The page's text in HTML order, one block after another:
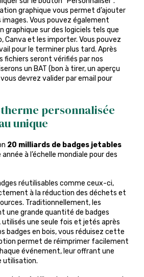
graphique vous permet d’ajouter
Vous pouvez également
graphique sur des logiciels tels que
Canva et les importer. Vous pouvez
pour le terminer plus tard. Après
fichiers seront vérifiés par nos
un BAT (bon à tirer, un aperçu
devrez valider par email pour
personnalisée
unique
20 milliards de badges jetables
à l’échelle mondiale pour des
réutilisables comme ceux-ci,
à la réduction des déchets et
Traditionnellement, les
une grande quantité de badges
une seule fois et jetés après
badges en bois, vous réduisez cette
permet de réimprimer facilement
événement, leur offrant une
utilisation.